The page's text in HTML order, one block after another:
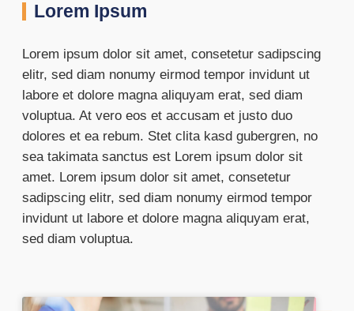
Lorem Ipsum
Lorem ipsum dolor sit amet, consetetur sadipscing
elitr, sed diam nonumy eirmod tempor invidunt ut
labore et dolore magna aliquyam erat, sed diam
voluptua. At vero eos et accusam et justo duo
dolores et ea rebum. Stet clita kasd gubergren, no
sea takimata sanctus est Lorem ipsum dolor sit
amet. Lorem ipsum dolor sit amet, consetetur
sadipscing elitr, sed diam nonumy eirmod tempor
invidunt ut labore et dolore magna aliquyam erat,
sed diam voluptua.